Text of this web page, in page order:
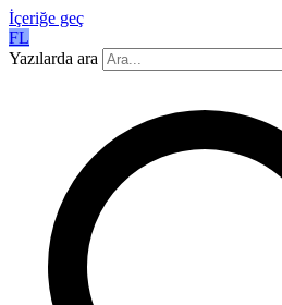
İçeriğe geç
FL
Yazılarda ara